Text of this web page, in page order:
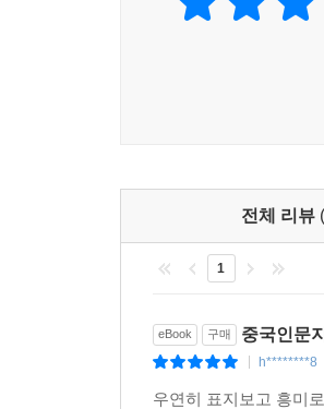
전체 리뷰
1
eBook 구매 중국인문
h********8
우연히 표지보고 흥미